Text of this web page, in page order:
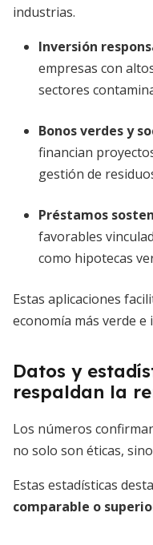
industrias.
Inversión
empresas con
sectores
Bonos verdes y
financian
gestión de
Préstamos
favorables
como hipotecas
Estas aplicaciones
economía más verde e
Datos y
respaldan la
Los números
no solo son éticas,
Estas estadísticas
comparable o